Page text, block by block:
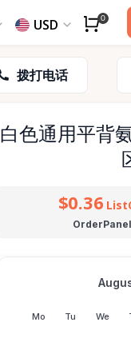
USD 0
拨打电话
白色通用平背
$0.36
Mo Tu We